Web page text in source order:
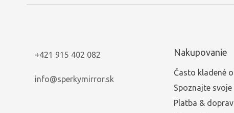
+421 915 402 082
info@sperkymirror.sk
Nakupovanie
Často kladené
Spoznajte
Platba &